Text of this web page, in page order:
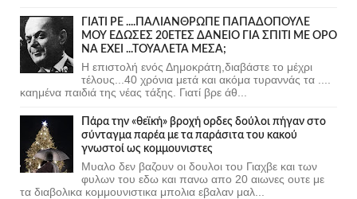
ΓΙΑΤΙ ΡΕ ....ΠΑΛΙΑΝΘΡΩΠΕ ΠΑΠΑΔΟΠΟΥΛΕ
ΜΟΥ ΕΔΩΣΕΣ 20ΕΤΕΣ ΔΑΝΕΙΟ ΓΙΑ ΣΠΙΤΙ ΜΕ ΟΡΟ
ΝΑ ΕΧΕΙ ...ΤΟΥΑΛΕΤΑ ΜΕΣΑ;
Η επιστολή ενός Δημοκράτη,διαβάστε το μέχρι
τέλους...40 χρόνια μετά και ακόμα τυραννάς τα ....
καημένα παιδιά της νέας τάξης. Γιατί βρε άθ...
Πάρα την «θεϊκή» βροχή ορδες δούλοι πήγαν στο
σύνταγμα παρέα με τα παράσιτα του κακού
γνωστοί ως κομμουνιστες
Μυαλο δεν βαζουν οι δουλοι του Γιαχβε και των
φυλων του εδω και πανω απο 20 αιωνες ουτε με
τα διαβολικα κομμουνιστικα μπολια εβαλαν μαλ...